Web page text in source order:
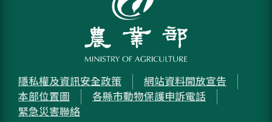
隱私權及資訊安全政策
網站資料開放宣告
本部位置圖
各縣市動物保護申訴電話
緊急災害聯絡